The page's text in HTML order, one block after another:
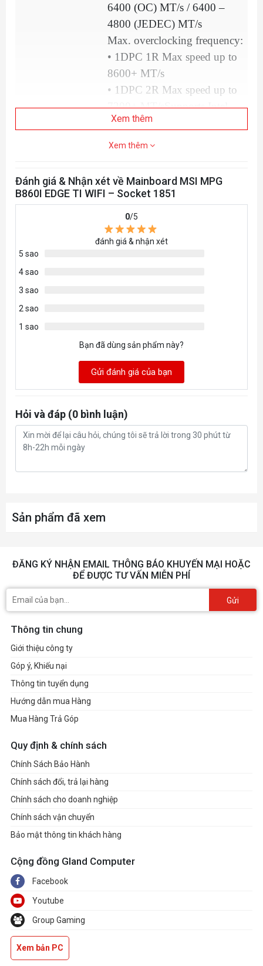
6400 (OC) MT/s / 6400 –
4800 (JEDEC) MT/s
Max. overclocking frequency:
• 1DPC 1R Max speed up to
8600+ MT/s
• 1DPC 2R Max speed up to
7200+ MT/sSupports Intel
POR Speed and JEDEC
Speed
3.0
Supports Dual-Controller
Dual-Channel mode
Supports Non-ECC, Un-
supported speeds can vary
depending on the CPU and
memory configuration. For
refer to the Memory
Compatibility List available
or visit
ONBOARD
GRAPHICS
resolution of 8K 60Hz*
1x Type-C DisplayPort
1x PCI-E x16 slot
CPU)
STORAGE
2x M.2
Xem thêm
Xem thêm
Đánh giá & Nhận xét về Mainboard MSI MPG
B860I EDGE TI WIFI – Socket 1851
0/5
đánh giá & nhận xét
5 sao
4 sao
3 sao
2 sao
1 sao
Bạn đã dùng sản phẩm này?
Gửi đánh giá của bạn
Hỏi và đáp (0 bình luận)
Sản phẩm đã xem
ĐĂNG KÝ NHẬN EMAIL THÔNG BÁO KHUYẾN MẠI HOẶC
ĐỂ ĐƯỢC TƯ VẤN MIỄN PHÍ
Gửi
Thông tin chung
Giới thiệu công ty
Góp ý, Khiếu nại
Thông tin tuyển dụng
Hướng dẫn mua Hàng
Mua Hàng Trả Góp
Quy định & chính sách
Chính Sách Bảo Hành
Chính sách đổi, trả lại hàng
Chính sách cho doanh nghiệp
Chính sách vận chuyển
Bảo mật thông tin khách hàng
Cộng đồng Gland Computer
Facebook
Youtube
Group Gaming
Xem bản PC